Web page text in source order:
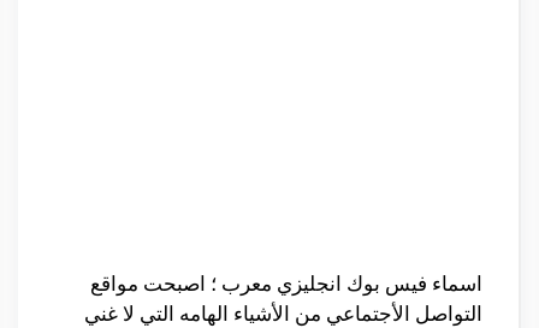
اسماء فيس بوك انجليزي معرب ؛ اصبحت مواقع
التواصل الأجتماعي من الأشياء الهامه التي لا غني